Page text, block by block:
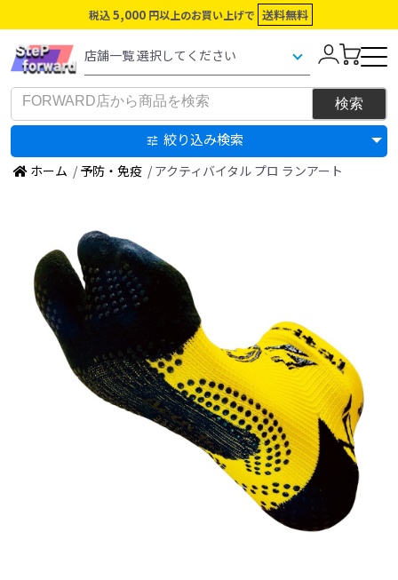
税込 5,000 円以上のお買い上げで 送料無料
絞り込み検索
ホーム / 予防・免疫 / アクティバイタル プロ ランアート